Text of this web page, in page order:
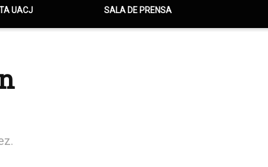
UACJ SALA DE PRENSA